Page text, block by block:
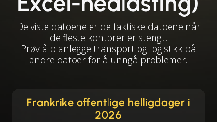
De viste datoene er de faktiske datoene når
de fleste kontorer er stengt.
Prøv å planlegge transport og logistikk på
andre datoer for å unngå problemer.
Frankrike offentlige helligdager i
2026